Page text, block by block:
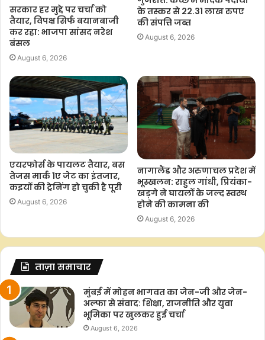
e
b
o
t
s
p
t
t
y
L
e
सरकार हर मुद्दे पर चर्चा को
तैयार, विपक्ष सिर्फ बयानबाजी
कर रहा: भाजपा सांसद नरेश
बंसल
August 6, 2026
के तस्कर से 22.31 लाख रुपए
की संपत्ति जब्त
August 6, 2026
एयरफोर्स के पायलट तैयार, बस
तेजस मार्क 1ए जेट का इंतजार,
कइयों की ट्रेनिंग हो चुकी है पूरी
August 6, 2026
नागालैंड और अरुणाचल प्रदेश में
भूस्खलन: राहुल गांधी, प्रियंका-
खड़गे ने घायलों के जल्द स्वस्थ
होने की कामना की
August 6, 2026
ताज़ा समाचार
मुंबई में मोहन भागवत का जेन-जी और जेन-
अल्फा से संवाद: शिक्षा, राजनीति और युवा
भूमिका पर खुलकर हुई चर्चा
August 6, 2026